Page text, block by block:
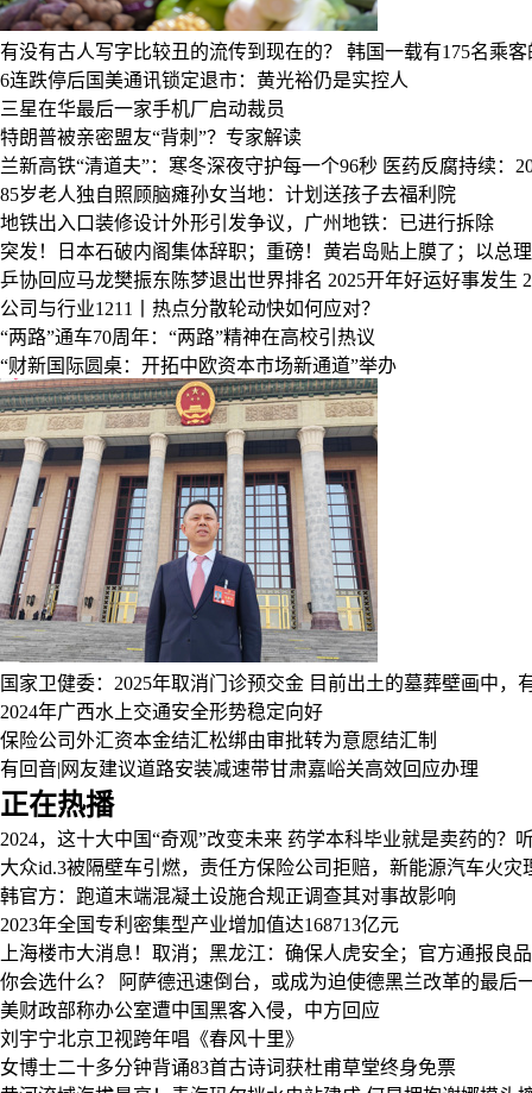
有没有古人写字比较丑的流传到现在的？
韩国一载有175名乘
6连跌停后国美通讯锁定退市：黄光裕仍是实控人
三星在华最后一家手机厂启动裁员
特朗普被亲密盟友“背刺”？专家解读
兰新高铁“清道夫”：寒冬深夜守护每一个96秒 医药反腐持续：
85岁老人独自照顾脑瘫孙女当地：计划送孩子去福利院
地铁出入口装修设计外形引发争议，广州地铁：已进行拆除
突发！日本石破内阁集体辞职；重磅！黄岩岛贴上膜了；以总
乒协回应马龙樊振东陈梦退出世界排名 2025开年好运好事发生
公司与行业1211丨热点分散轮动快如何应对？
“两路”通车70周年：“两路”精神在高校引热议
“财新国际圆桌：开拓中欧资本市场新通道”举办
国家卫健委：2025年取消门诊预交金 目前出土的墓葬壁画中，
2024年广西水上交通安全形势稳定向好
保险公司外汇资本金结汇松绑由审批转为意愿结汇制
有回音|网友建议道路安装减速带甘肃嘉峪关高效回应办理
正在热播
2024，这十大中国“奇观”改变未来 药学本科毕业就是卖药的？
大众id.3被隔壁车引燃，责任方保险公司拒赔，新能源汽车火灾
韩官方：跑道末端混凝土设施合规正调查其对事故影响
2023年全国专利密集型产业增加值达168713亿元
上海楼市大消息！取消；黑龙江：确保人虎安全；官方通报良
你会选什么？
阿萨德迅速倒台，或成为迫使德黑兰改革的最后
美财政部称办公室遭中国黑客入侵，中方回应
刘宇宁北京卫视跨年唱《春风十里》
女博士二十多分钟背诵83首古诗词获杜甫草堂终身免票